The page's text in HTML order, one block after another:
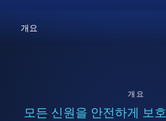
개요
모든 신원을 안전하게 보호